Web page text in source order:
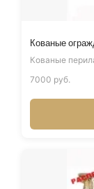
Кованые
Кованые
7000 руб.